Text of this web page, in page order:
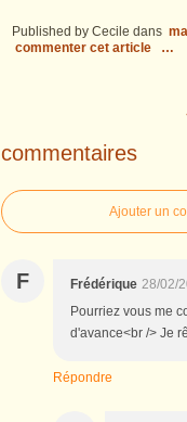
Published by Cecile dans
commenter cet article
…
commentaires
Ajouter un
F Frédérique 28/02/
Pourriez vous me
d'avance<br /> Je
Répondre